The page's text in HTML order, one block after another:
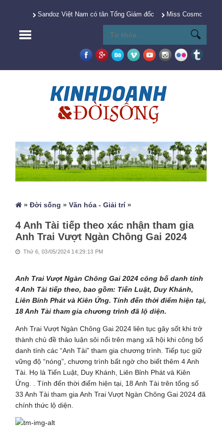
Sandoz Việt Nam có tân Tổng Giám đốc Miss Cosmo 2025
»Đời sống »Văn hóa - Giải trí»
4 Anh Tài tiếp theo xác nhận tham gia
Anh Trai Vượt Ngàn Chông Gai 2024
Thứ 6, 03/05/2024 14:29:13 PM
Anh Trai Vượt Ngàn Chông Gai 2024 công bố danh tính
4 Anh Tài tiếp theo, bao gồm: Tiến Luật, Duy Khánh,
Liên Bỉnh Phát và Kiên Ứng. Tính đến thời điểm hiện tại,
18 Anh Tài tham gia chương trình đã lộ diện.
Anh Trai Vượt Ngàn Chông Gai 2024 liên tục gây sốt khi trở
thành chủ đề thảo luận sôi nổi trên mạng xã hội khi công bố
danh tính các “Anh Tài” tham gia chương trình. Tiếp tục giữ
vững độ “nóng”, chương trình bất ngờ cho biết thêm 4 Anh
Tài. Họ là Tiến Luật, Duy Khánh, Liên Bỉnh Phát và Kiên
Ứng. . Tính đến thời điểm hiện tại, 18 Anh Tài trên tổng số
33 Anh Tài tham gia Anh Trai Vượt Ngàn Chông Gai 2024 đã
chính thức lộ diện.